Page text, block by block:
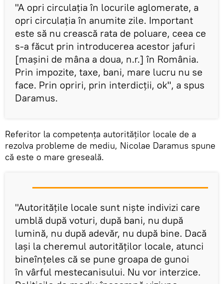
"A opri circulaţia în locurile aglomerate, a
opri circulaţia în anumite zile. Important
este să nu crească rata de poluare, ceea ce
s-a făcut prin introducerea acestor jafuri
[maşini de mâna a doua, n.r.] în România.
Prin impozite, taxe, bani, mare lucru nu se
face. Prin opriri, prin interdicţii, ok", a spus
Daramus.
Referitor la competenţa autorităţilor locale de a
rezolva probleme de mediu, Nicolae Daramus spune
că este o mare greseală.
"Autorităţile locale sunt nişte indivizi care
umblă după voturi, după bani, nu după
lumină, nu după adevăr, nu după bine. Dacă
laşi la cheremul autorităţilor locale, atunci
bineînţeles că se pune groapa de gunoi
în vârful mestecanisului. Nu vor interzice.